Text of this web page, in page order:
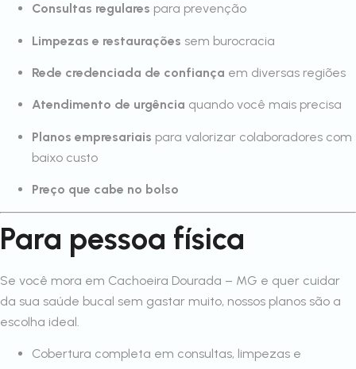
Consultas regulares para prevenção
Limpezas e restaurações sem burocracia
Rede credenciada de confiança em diversas regiões
Atendimento de urgência quando você mais precisa
Planos empresariais para valorizar colaboradores com
baixo custo
Preço que cabe no bolso
Para pessoa física
Se você mora em Cachoeira Dourada – MG e quer cuidar
da sua saúde bucal sem gastar muito, nossos planos são a
escolha ideal.
Cobertura completa em consultas, limpezas e